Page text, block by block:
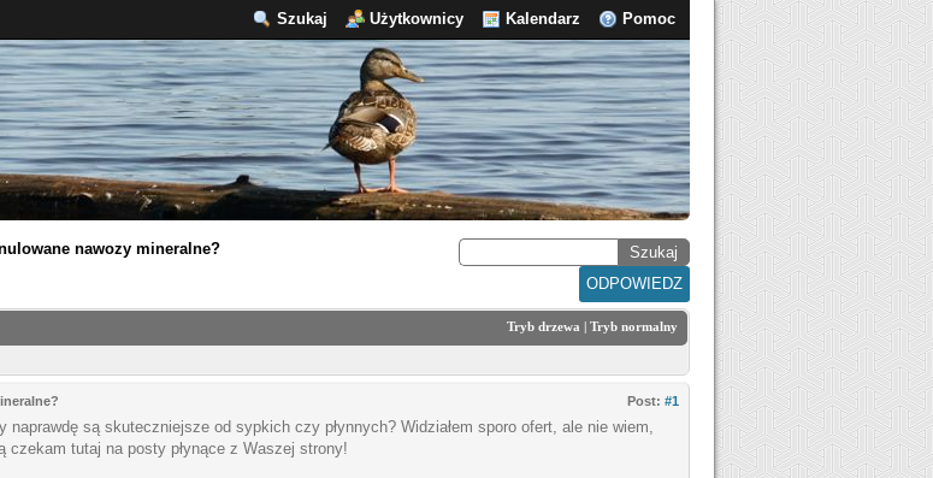
Szukaj Użytkownicy Kalendarz Pomoc
nawozy mineralne?
ODPOWIEDZ
Tryb drzewa | Tryb normalny
Post: #1
naprawdę są skuteczniejsze od sypkich czy płynnych? Widziałem sporo ofert, ale nie wiem,
czekam tutaj na posty płynące z Waszej strony!